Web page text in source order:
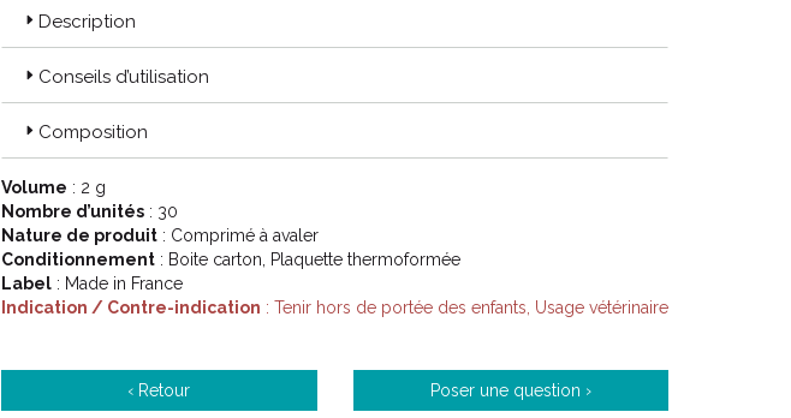
Code ACL : 6834812
Code EAN : 3661729023618
Description
Conseils d’utilisation
Composition
Volume : 2 g
Nombre d’unités : 30
Nature de produit : Comprimé à avaler
Conditionnement : Boite carton, Plaquette thermoformée
Label : Made in France
Indication / Contre-indication : Tenir hors de portée des enfants, Usage vétérinaire
‹ Retour Poser une question ›